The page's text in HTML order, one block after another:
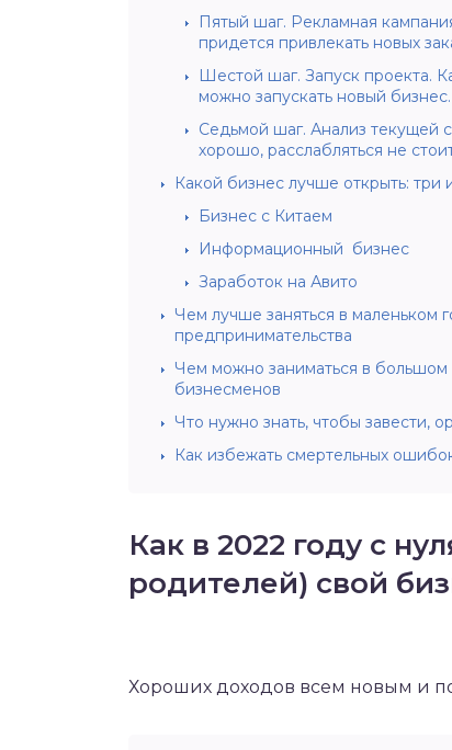
Пятый шаг. Рекламная
придется привлекать новых
Шестой шаг. Запуск проекта.
можно запускать новый бизнес.
Седьмой шаг. Анализ текущей
хорошо, расслабляться не
Какой бизнес лучше открыть:
Бизнес с Китаем
Информационный бизнес
Заработок на Авито
Чем лучше заняться в маленьком
предпринимательства
Чем можно заниматься в большом
бизнесменов
Что нужно знать, чтобы завести,
Как избежать смертельных
Как в 2022 году с
родителей) свой
Хороших доходов всем новым и